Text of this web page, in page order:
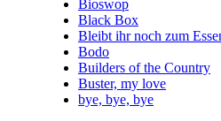
Bioswop
Black Box
Bleibt ihr noch zum
Bodo
Builders of the Country
Buster, my love
bye, bye, bye